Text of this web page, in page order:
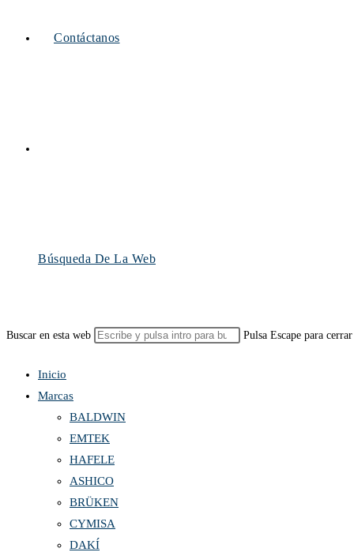
Contáctanos
Búsqueda De La Web
Buscar en esta web Pulsa Escape para
Inicio
Marcas
BALDWIN
EMTEK
HAFELE
ASHICO
BRÜKEN
CYMISA
DAKÍ